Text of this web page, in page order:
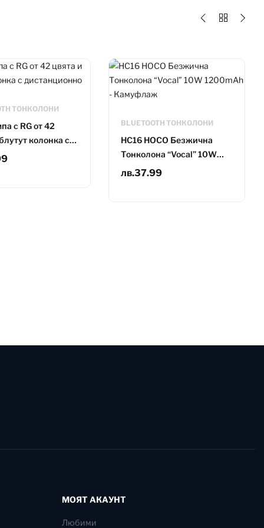
ТОНКОЛОНИ
с RG от 42
колонка с
BLUETOOTH ТОНКОЛОНИ
HC16 HOCO Безжична
Тонколона “Vocal” 10W
1200mAh - Камуфлаж
лв.37.99
МОЯТ АКАУНТ
Любими